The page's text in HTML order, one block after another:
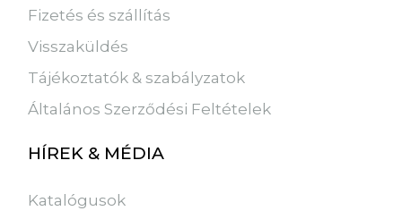
Fizetés és szállítás
Visszaküldés
Tájékoztatók & szabályzatok
Általános Szerződési Feltételek
HÍREK & MÉDIA
Katalógusok